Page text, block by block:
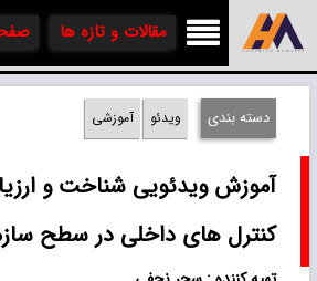
 مقالات و تازه ها
دسته بندی ویدئو آموزشی
آموزش ویدئویی شناخت و
کنترل های داخلی در سطح